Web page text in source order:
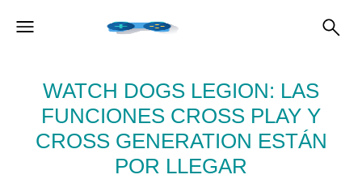
WATCH DOGS LEGION: LAS
FUNCIONES CROSS PLAY Y
CROSS GENERATION ESTÁN
POR LLEGAR